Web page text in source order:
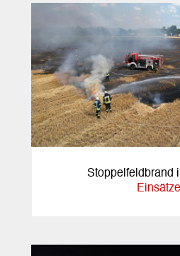
Stoppelfeldbrand
Einsätze